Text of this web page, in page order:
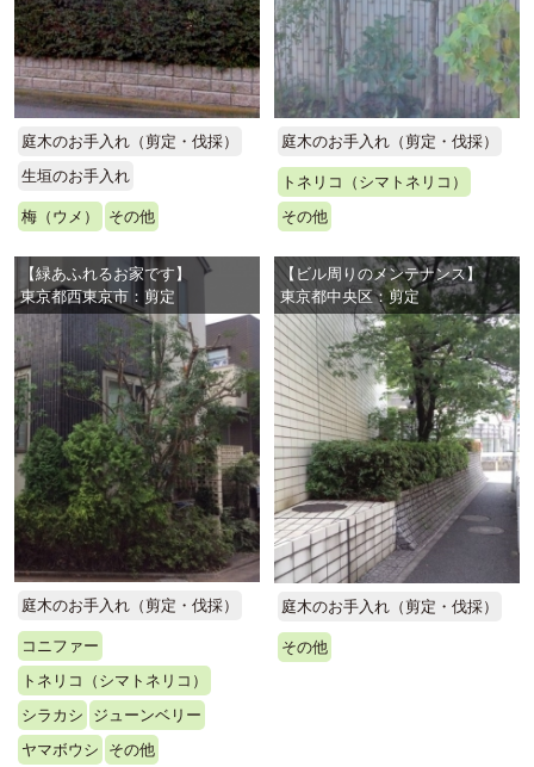
庭木のお手入れ（剪定・伐採）
生垣のお手入れ
梅（ウメ） その他
庭木のお手入れ（剪定・伐採）
トネリコ（シマトネリコ）
その他
【緑あふれるお家です】
東京都西東京市：剪定
庭木のお手入れ（剪定・伐採）
コニファー
トネリコ（シマトネリコ）
シラカシ
ジューンベリー
ヤマボウシ
その他
【ビル周りのメンテナンス】
東京都中央区：剪定
庭木のお手入れ（剪定・伐採）
その他